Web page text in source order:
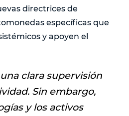
directrices de
específicas que
y apoyen el
clara supervisión
Sin embargo,
y los activos